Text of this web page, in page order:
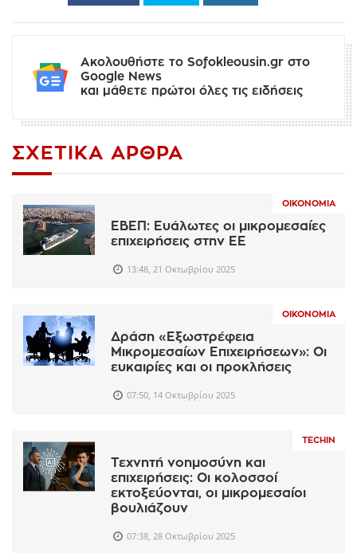
Ακολουθήστε το Sofokleousin.gr στο
Google News
και μάθετε πρώτοι όλες τις ειδήσεις
ΣΧΕΤΙΚΆ ΆΡΘΡΑ
ΟΙΚΟΝΟΜΊΑ
ΕΒΕΠ: Ευάλωτες οι μικρομεσαίες
επιχειρήσεις στην ΕΕ
13:48, 21 Οκτωβρίου 2025
ΟΙΚΟΝΟΜΊΑ
Δράση «Εξωστρέφεια
Μικρομεσαίων Επιχειρήσεων»: Οι
ευκαιρίες και οι προκλήσεις
07:50, 14 Οκτωβρίου 2025
TECHIN
Τεχνητή νοημοσύνη και
επιχειρήσεις: Οι κολοσσοί
εκτοξεύονται, οι μικρομεσαίοι
βουλιάζουν
07:38, 28 Οκτωβρίου 2025